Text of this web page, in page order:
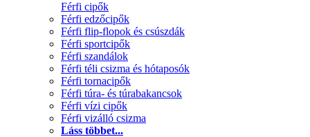
Férfi cipők
Férfi edzőcipők
Férfi flip-flopok és csúszdák
Férfi sportcipők
Férfi szandálok
Férfi téli csizma és hótaposók
Férfi tornacipők
Férfi túra- és túrabakancsok
Férfi vízi cipők
Férfi vizálló csizma
Láss többet...